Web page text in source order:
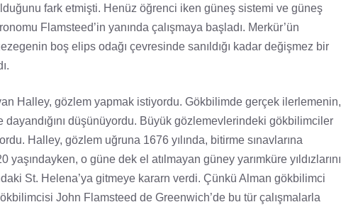
fark etmişti. Henüz öğrenci iken güneş sistemi ve güneş
Flamsteed’in yanında çalışmaya başladı. Merkür’ün
boş elips odağı çevresinde sanıldığı kadar değişmez bir
Halley, gözlem yapmak istiyordu. Gökbilimde gerçek ilerlemenin,
dayandığını düşünüyordu. Büyük gözlemevlerindeki gökbilimciler
Halley, gözlem uğruna 1676 yılında, bitirme sınavlarına
o güne dek el atılmayan güney yarımküre yıldızlarını
St. Helena’ya gitmeye kararn verdi. Çünkü Alman gökbilimci
John Flamsteed de Greenwich’de bu tür çalışmalarla